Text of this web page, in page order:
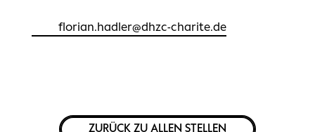
florian.hadler@dhzc-charite.de
ZURÜCK ZU ALLEN STELLEN